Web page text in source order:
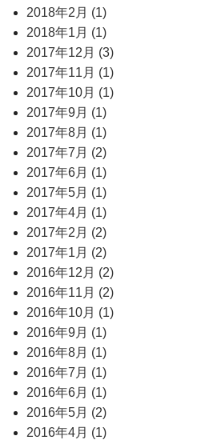
2018年2月 (1)
2018年1月 (1)
2017年12月 (3)
2017年11月 (1)
2017年10月 (1)
2017年9月 (1)
2017年8月 (1)
2017年7月 (2)
2017年6月 (1)
2017年5月 (1)
2017年4月 (1)
2017年2月 (2)
2017年1月 (2)
2016年12月 (2)
2016年11月 (2)
2016年10月 (1)
2016年9月 (1)
2016年8月 (1)
2016年7月 (1)
2016年6月 (1)
2016年5月 (2)
2016年4月 (1)